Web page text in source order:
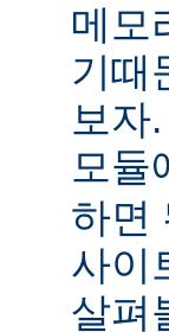
메모
기때
보자
모듈
하면
사이
살펴